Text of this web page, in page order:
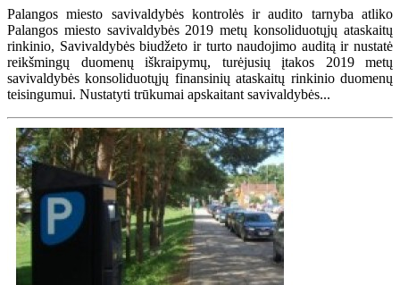
Palangos miesto savivaldybės kontrolės ir audito tarnyba atliko
Palangos miesto savivaldybės 2019 metų konsoliduotųjų ataskaitų
rinkinio, Savivaldybės biudžeto ir turto naudojimo auditą ir nustatė
reikšmingų duomenų iškraipymų, turėjusių įtakos 2019 metų
savivaldybės konsoliduotųjų finansinių ataskaitų rinkinio duomenų
teisingumui. Nustatyti trūkumai apskaitant savivaldybės...